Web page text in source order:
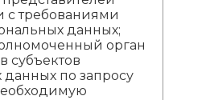
с требованиями
данных;
орган
субъектов
по запросу